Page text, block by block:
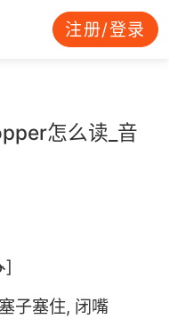
注册/登录
怎么读_音
子塞住, 闭嘴